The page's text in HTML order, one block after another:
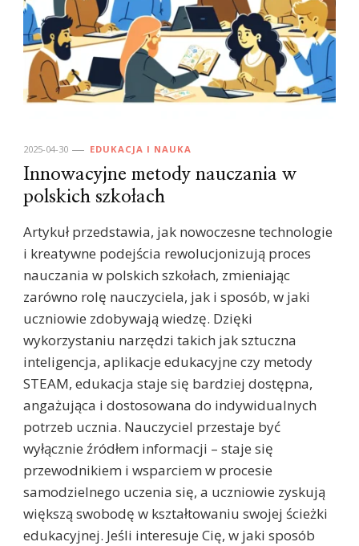
2025-04-30 EDUKACJA I NAUKA
Innowacyjne metody nauczania w
polskich szkołach
Artykuł przedstawia, jak nowoczesne technologie
i kreatywne podejścia rewolucjonizują proces
nauczania w polskich szkołach, zmieniając
zarówno rolę nauczyciela, jak i sposób, w jaki
uczniowie zdobywają wiedzę. Dzięki
wykorzystaniu narzędzi takich jak sztuczna
inteligencja, aplikacje edukacyjne czy metody
STEAM, edukacja staje się bardziej dostępna,
angażująca i dostosowana do indywidualnych
potrzeb ucznia. Nauczyciel przestaje być
wyłącznie źródłem informacji – staje się
przewodnikiem i wsparciem w procesie
samodzielnego uczenia się, a uczniowie zyskują
większą swobodę w kształtowaniu swojej ścieżki
edukacyjnej. Jeśli interesuje Cię, w jaki sposób